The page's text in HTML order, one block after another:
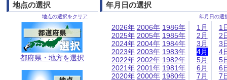
地点の選択
地点の選択をクリア
都府県・地方を選択
年月日の選択
年月日の選
2026年
2025年
2024年
2023年
2022年
2021年
2020年
2006年
2005年
2004年
2003年
2002年
2001年
2000年
1986年
1985年
1984年
1983年
1982年
1981年
1980年
1月
2月
3月
4月
5月
6月
7月
1
2
3
4
5
6
7